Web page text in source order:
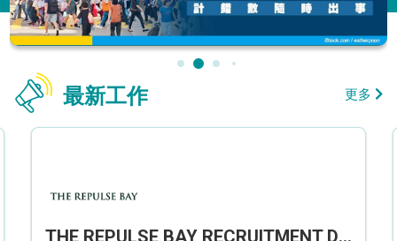
最新工作 更多
THE REPULSE BAY RECRUITMENT DAY 淺水灣影灣園人才招聘會